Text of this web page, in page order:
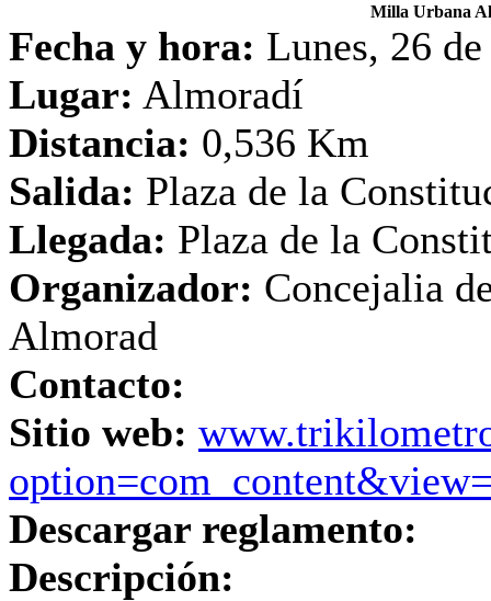
Milla Urbana
Fecha y hora: Lunes, 26
Lugar: Almoradí
Distancia: 0,536 Km
Salida: Plaza de la
Llegada: Plaza de la
Organizador: Concejalia
Almorad
Contacto:
Sitio web:
Descargar reglamento:
Descripción: